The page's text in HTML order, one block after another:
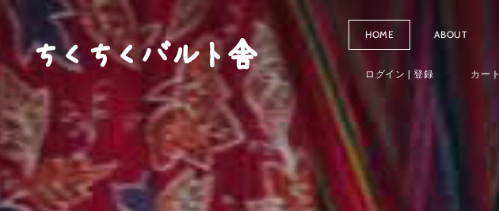
ちくちくバルト舎
HOME ABOUT
ログイン | 登録 カート